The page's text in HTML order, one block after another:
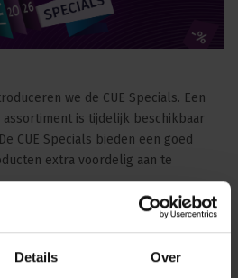
Details Over
we de CUE Specials. Een
is tijdelijk beschikbaar
CUE Specials bieden een goed
extra voordelig aan te